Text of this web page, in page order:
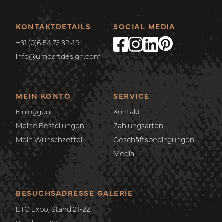
KONTAKTDETAILS
+31 (0)6 54 73 32 49
info@umoartdesign.com
MEIN KONTO
Einloggen
Meine Bestellungen
Mein Wunschzettel
SERVICE
Kontakt
Zahlungsarten
Geschäftsbedingungen
Media
SOCIAL MEDIA
BESUCHSADRESSE GALERIE
ETC Expo, Stand 21-22